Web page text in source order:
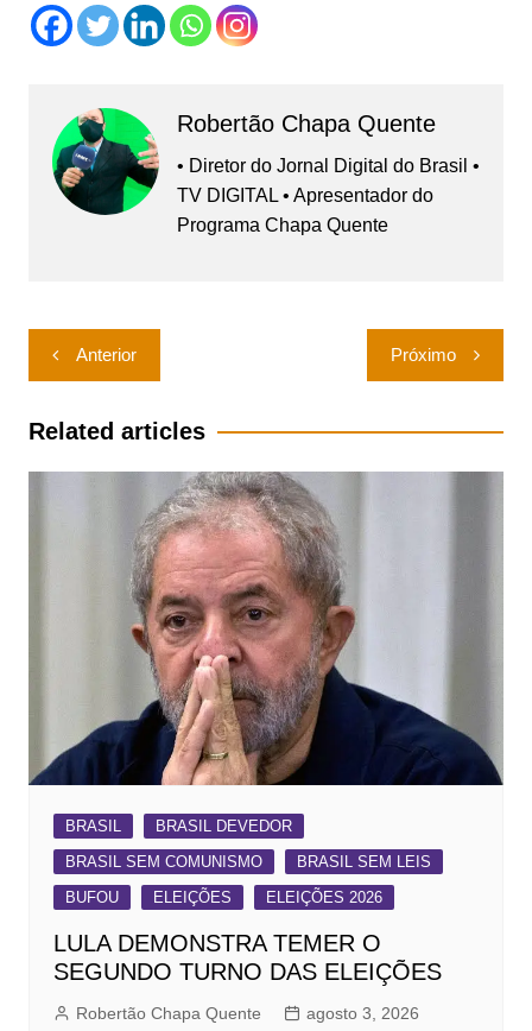
Robertão Chapa Quente
• Diretor do Jornal Digital do Brasil •
TV DIGITAL • Apresentador do
Programa Chapa Quente
Navegação
de
Post
Anterior Próximo
Related articles
BRASIL
BRASIL DEVEDOR
BRASIL SEM COMUNISMO
BRASIL SEM LEIS
BUFOU
ELEIÇÕES ELEIÇÕES 2026
LULA DEMONSTRA TEMER O
SEGUNDO TURNO DAS ELEIÇÕES
Robertão Chapa Quente
agosto 3, 2026